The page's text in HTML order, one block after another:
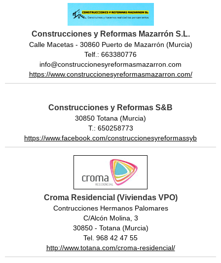
Construcciones y Reformas Mazarrón S.L.
Calle Macetas - 30860 Puerto de Mazarrón (Murcia)
Telf.: 663380776
info@construccionesyreformasmazarron.com
https://www.construccionesyreformasmazarron.com/
Construcciones y Reformas S&B
30850 Totana (Murcia)
T.: 650258773
https://www.facebook.com/construccionesyreformassyb
Croma Residencial (Viviendas VPO)
Contrucciones Hermanos Palomares
C/Alcón Molina, 3
30850 - Totana (Murcia)
Tel. 968 42 47 55
http://www.totana.com/croma-residencial/